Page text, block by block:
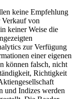
keine Empfehlung
von
keiner Weise die
zur Verfügung
einer eigenen
können falsch, nicht
Richtigkeit
und Indizes werden